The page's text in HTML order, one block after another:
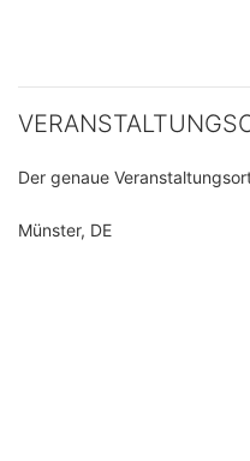
Der genaue
Münster, DE